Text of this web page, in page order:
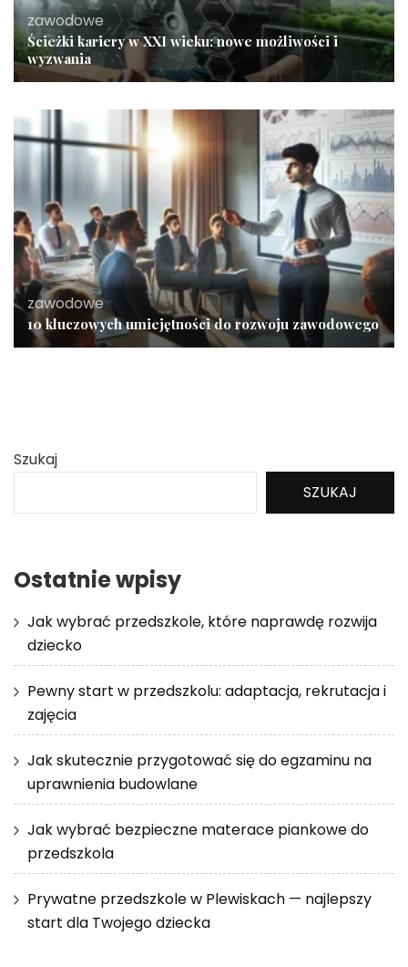
zawodowe
Ścieżki kariery w XXI wieku: nowe możliwości i
wyzwania
zawodowe
10 kluczowych umiejętności do rozwoju zawodowego
Szukaj
SZUKAJ
Ostatnie wpisy
Jak wybrać przedszkole, które naprawdę rozwija
dziecko
Pewny start w przedszkolu: adaptacja, rekrutacja i
zajęcia
Jak skutecznie przygotować się do egzaminu na
uprawnienia budowlane
Jak wybrać bezpieczne materace piankowe do
przedszkola
Prywatne przedszkole w Plewiskach — najlepszy
start dla Twojego dziecka